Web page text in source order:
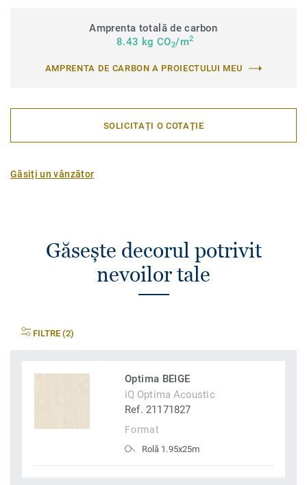
Amprenta totală de carbon
8.43 kg CO2/m2
AMPRENTA DE CARBON A PROIECTULUI MEU
SOLICITAȚI O COTAȚIE
Găsiți un vânzător
Găsește decorul potrivit
nevoilor tale
FILTRE (2)
Optima BEIGE
iQ Optima Acoustic
Ref. 21171827
Format
Rolă 1.95x25m